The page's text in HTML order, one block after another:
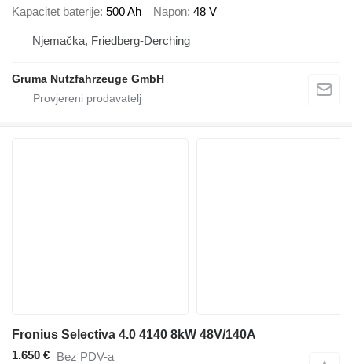
Kapacitet baterije 500 Ah Napon 48 V
Njemačka, Friedberg-Derching
Gruma Nutzfahrzeuge GmbH
Fronius Selectiva 4.0 4140 8kW 48V/140A
1.650 € Bez PDV-a